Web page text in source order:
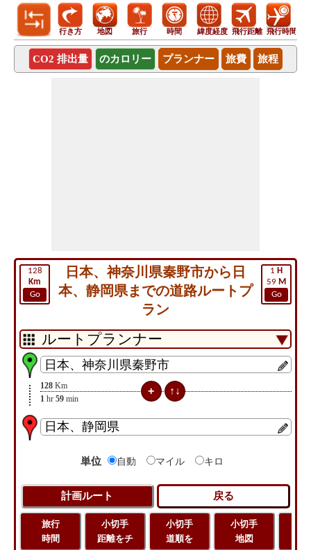
行き方 地図 旅行 時間 緯度経度 飛行距離 飛行時間
CO2 排出量 のカロリー プランナー 旅費 旅程
128
Km
Go
1 H
59 M
Go
日本、神奈川県秦野市から日
本、静岡県までの道路ルートプ
ラン
128 Km
1 hr 59 min
単位 自動 マイル キロ
旅行
時間
小切手
距離をチ
小切手
道順を
小切手
地図